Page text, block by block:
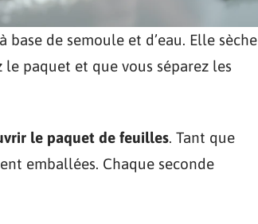
de semoule et d’eau. Elle sèche
paquet et que vous séparez les
le paquet de feuilles. Tant que
emballées. Chaque seconde